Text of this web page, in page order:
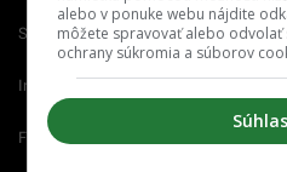
Startitup.sk Fontech.sk
Interez.sk Emefka.sk
Femm.sk
alebo v ponuke webu nájdite
môžete spravovať alebo odvolať
ochrany súkromia a súborov